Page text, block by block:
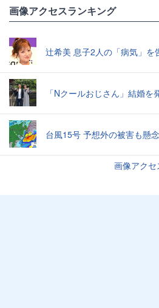
画像アクセスランキング
辻希美 息子2人の「病気」を
「Nクールおじさん」結婚を
台風15号 予想外の被害も懸念
画像アク